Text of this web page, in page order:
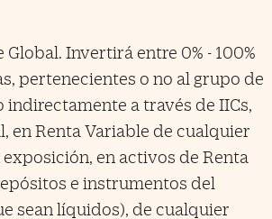
Invertirá entre 0% - 100%
pertenecientes o no al grupo de
a través de IICs,
en Renta Variable de cualquier
en activos de Renta
e instrumentos del
sean líquidos), de cualquier